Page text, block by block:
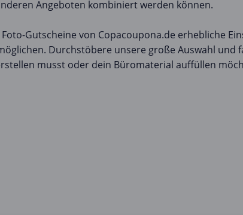
Angeboten kombiniert werden können.
Gutscheine von Copacoupona.de erhebliche
Durchstöbere unsere große Auswahl und
musst oder dein Büromaterial auffüllen